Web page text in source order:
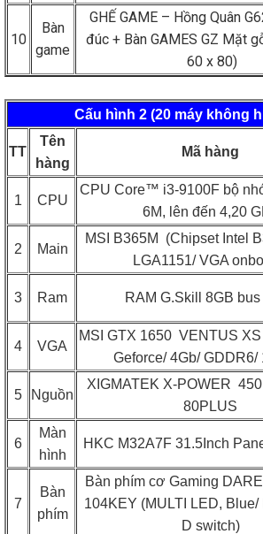
10
Bàn
game
GHẾ GAME – Hồng Quân
đúc + Bàn GAMES GZ Mặt
60 x 80)
Cấu hình 2 (20 máy không
TT
Tên
hàng
Mã hàng
1 CPU
CPU Core™ i3-9100F bộ
6M, lên đến 4,20
2 Main
MSI B365M (Chipset Intel
LGA1151/ VGA
3 Ram RAM G.Skill 8GB
4 VGA
MSI GTX 1650 VENTUS
Geforce/ 4Gb/ GDDR6/
5 Nguồn
XIGMATEK X-POWER
80PLUS
6
Màn
hình
HKC M32A7F 31.5Inch
7
Bàn
phím
Bàn phím cơ Gaming
104KEY (MULTI LED, Blue/
D switch)